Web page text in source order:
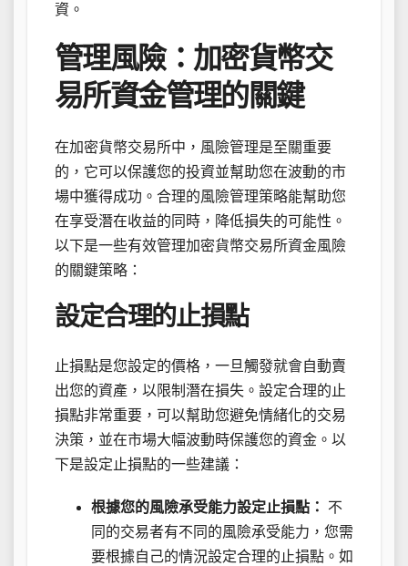
資。
管理風險：加密貨幣交
易所資金管理的關鍵
在加密貨幣交易所中，風險管理是至關重要
的，它可以保護您的投資並幫助您在波動的市
場中獲得成功。合理的風險管理策略能幫助您
在享受潛在收益的同時，降低損失的可能性。
以下是一些有效管理加密貨幣交易所資金風險
的關鍵策略：
設定合理的止損點
止損點是您設定的價格，一旦觸發就會自動賣
出您的資產，以限制潛在損失。設定合理的止
損點非常重要，可以幫助您避免情緒化的交易
決策，並在市場大幅波動時保護您的資金。以
下是設定止損點的一些建議：
根據您的風險承受能力設定止損點：
不
同的交易者有不同的風險承受能力，您需
要根據自己的情況設定合理的止損點。如